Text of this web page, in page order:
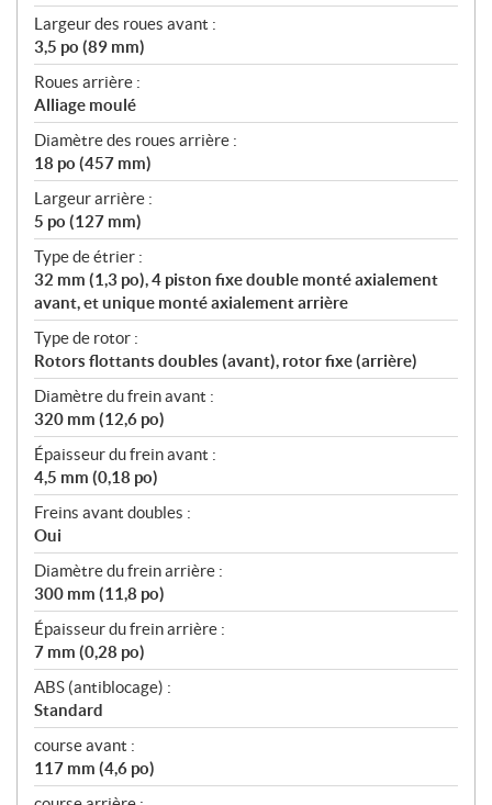
Largeur des roues avant :
3,5 po (89 mm)
Roues arrière :
Alliage moulé
Diamètre des roues arrière :
18 po (457 mm)
Largeur arrière :
5 po (127 mm)
Type de étrier :
32 mm (1,3 po), 4 piston fixe double monté axialement
avant, et unique monté axialement arrière
Type de rotor :
Rotors flottants doubles (avant), rotor fixe (arrière)
Diamètre du frein avant :
320 mm (12,6 po)
Épaisseur du frein avant :
4,5 mm (0,18 po)
Freins avant doubles :
Oui
Diamètre du frein arrière :
300 mm (11,8 po)
Épaisseur du frein arrière :
7 mm (0,28 po)
ABS (antiblocage) :
Standard
course avant :
117 mm (4,6 po)